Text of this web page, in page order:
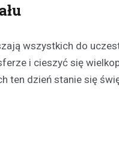
wszystkich do
i cieszyć się
ten dzień stanie się